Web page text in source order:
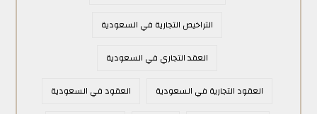
التراخيص التجارية في السعودية
العقد التجاري في السعودية
العقود التجارية في السعودية العقود في السعودية